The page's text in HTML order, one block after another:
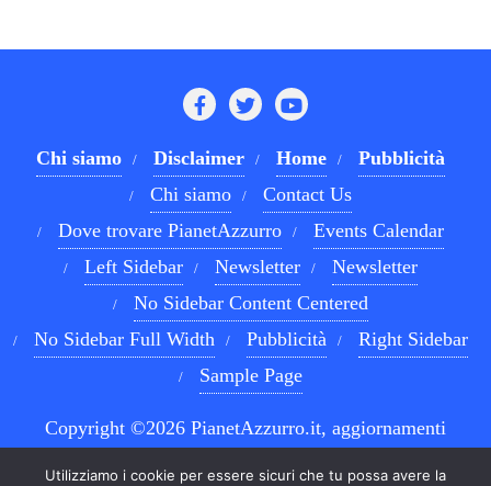
Chi siamo Disclaimer Home
Pubblicità
Chi siamo
Contact Us
Dove trovare PianetAzzurro
Events Calendar
Left Sidebar
Newsletter
Newsletter
No Sidebar Content Centered
No Sidebar Full Width
Pubblicità
Right Sidebar
Sample Page
Copyright ©2026 PianetAzzurro.it, aggiornamenti
Utilizziamo i cookie per essere sicuri che tu possa avere la